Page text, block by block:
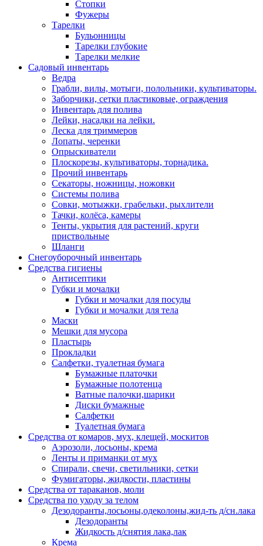
Стопки
Фужеры
Тарелки
Бульонницы
Тарелки глубокие
Тарелки мелкие
Садовый инвентарь
Ведра
Грабли, вилы, мотыги, полольники, культиваторы.
Заборчики, сетки пластиковые, ограждения
Инвентарь для полива
Лейки, насадки на лейки.
Леска для триммеров
Лопаты, черенки
Опрыскиватели
Плоскорезы, культиваторы, торнадика.
Прочий инвентарь
Секаторы, ножницы, ножовки
Системы полива
Совки, мотыжки, грабельки, рыхлители
Тачки, колёса, камеры
Тенты, укрытия для растений, круги
приствольные
Шланги
Снегоуборочный инвентарь
Средства гигиены
Антисептики
Губки и мочалки
Губки и мочалки для посуды
Губки и мочалки для тела
Маски
Мешки для мусора
Пластырь
Прокладки
Салфетки, туалетная бумага
Бумажные платочки
Бумажные полотенца
Ватные палочки,шарики
Диски бумажные
Салфетки
Туалетная бумага
Средства от комаров, мух, клещей, москитов
Аэрозоли, лосьоны, крема
Ленты и приманки от мух
Спирали, свечи, светильники, сетки
Фумигаторы, жидкости, пластины
Средства от тараканов, моли
Средства по уходу за телом
Дезодоранты,лосьоны,одеколоны,жид-ть д/сн.лака
Дезодоранты
Жидкость д/снятия лака,лак
Крема